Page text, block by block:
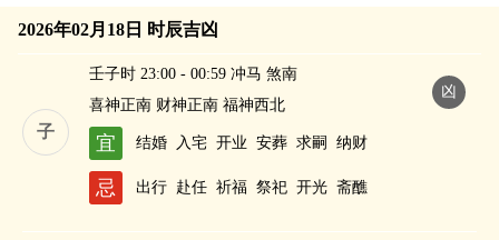
2026年02月18日 时辰吉凶
子
凶
壬子时 23:00 - 00:59 冲马 煞南
喜神正南 财神正南 福神西北
宜 结婚 入宅 开业 安葬 求嗣 纳财
忌 出行 赴任 祈福 祭祀 开光 斋醮